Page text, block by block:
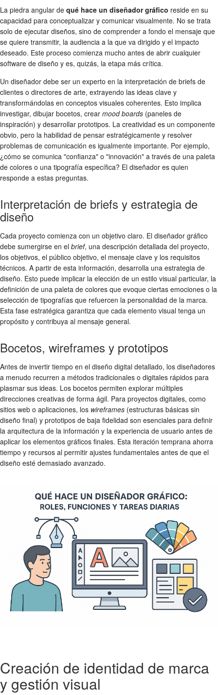
La piedra angular de qué hace un diseñador gráfico reside en su
capacidad para conceptualizar y comunicar visualmente. No se trata
solo de ejecutar diseños, sino de comprender a fondo el mensaje que
se quiere transmitir, la audiencia a la que va dirigido y el impacto
deseado. Este proceso comienza mucho antes de abrir cualquier
software de diseño y es, quizás, la etapa más crítica.
Un diseñador debe ser un experto en la interpretación de briefs de
clientes o directores de arte, extrayendo las ideas clave y
transformándolas en conceptos visuales coherentes. Esto implica
investigar, dibujar bocetos, crear mood boards (paneles de
inspiración) y desarrollar prototipos. La creatividad es un componente
obvio, pero la habilidad de pensar estratégicamente y resolver
problemas de comunicación es igualmente importante. Por ejemplo,
¿cómo se comunica "confianza" o "innovación" a través de una paleta
de colores o una tipografía específica? El diseñador es quien
responde a estas preguntas.
Interpretación de briefs y estrategia de
diseño
Cada proyecto comienza con un objetivo claro. El diseñador gráfico
debe sumergirse en el brief, una descripción detallada del proyecto,
los objetivos, el público objetivo, el mensaje clave y los requisitos
técnicos. A partir de esta información, desarrolla una estrategia de
diseño. Esto puede implicar la elección de un estilo visual particular, la
definición de una paleta de colores que evoque ciertas emociones o la
selección de tipografías que refuercen la personalidad de la marca.
Esta fase estratégica garantiza que cada elemento visual tenga un
propósito y contribuya al mensaje general.
Bocetos, wireframes y prototipos
Antes de invertir tiempo en el diseño digital detallado, los diseñadores
a menudo recurren a métodos tradicionales o digitales rápidos para
plasmar sus ideas. Los bocetos permiten explorar múltiples
direcciones creativas de forma ágil. Para proyectos digitales, como
sitios web o aplicaciones, los wireframes (estructuras básicas sin
diseño final) y prototipos de baja fidelidad son esenciales para definir
la arquitectura de la información y la experiencia de usuario antes de
aplicar los elementos gráficos finales. Esta iteración temprana ahorra
tiempo y recursos al permitir ajustes fundamentales antes de que el
diseño esté demasiado avanzado.
Creación de identidad de marca
y gestión visual